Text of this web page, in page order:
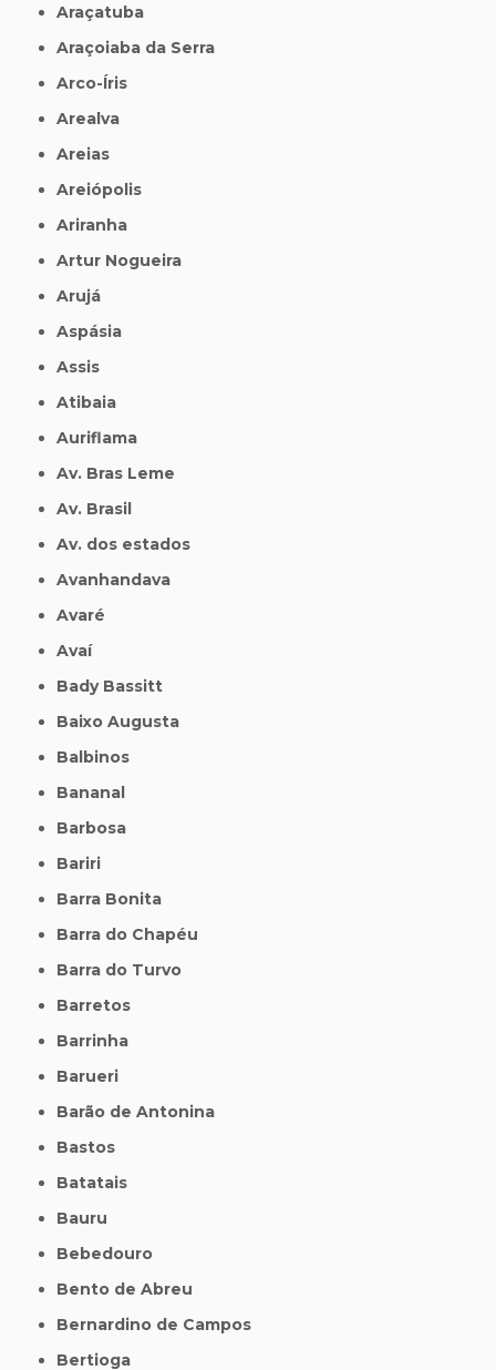
Araçatuba
Araçoiaba da Serra
Arco-Íris
Arealva
Areias
Areiópolis
Ariranha
Artur Nogueira
Arujá
Aspásia
Assis
Atibaia
Auriflama
Av. Bras Leme
Av. Brasil
Av. dos estados
Avanhandava
Avaré
Avaí
Bady Bassitt
Baixo Augusta
Balbinos
Bananal
Barbosa
Bariri
Barra Bonita
Barra do Chapéu
Barra do Turvo
Barretos
Barrinha
Barueri
Barão de Antonina
Bastos
Batatais
Bauru
Bebedouro
Bento de Abreu
Bernardino de Campos
Bertioga